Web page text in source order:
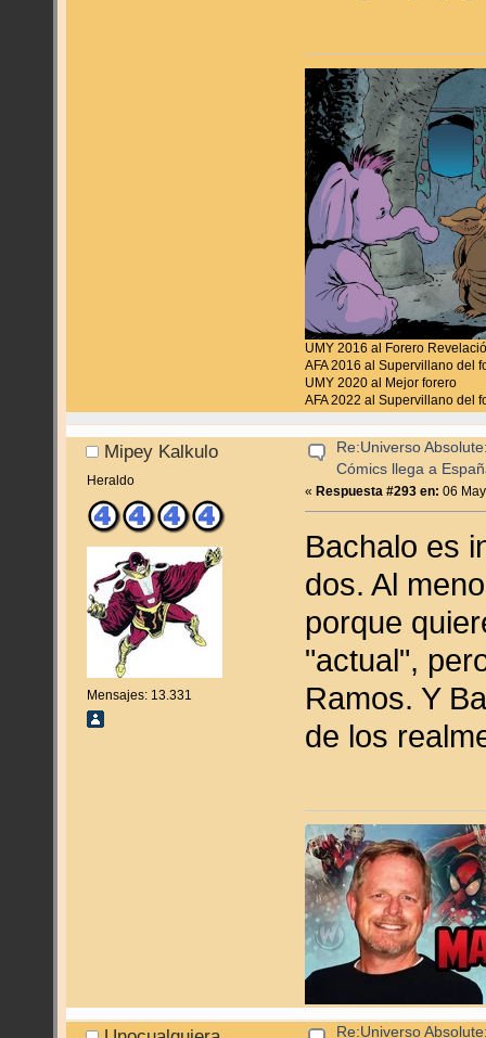
UMY 2016 al Forero
AFA 2016 al Supervillano del
UMY 2020 al Mejor forero
AFA 2022 al Supervillano del
Mipey Kalkulo
Heraldo
Mensajes: 13.331
Re:Universo
Cómics llega a
« Respuesta #293 en: 06
Bachalo es
dos. Al
porque
"actual",
Ramos. Y
de los
Re:Universo